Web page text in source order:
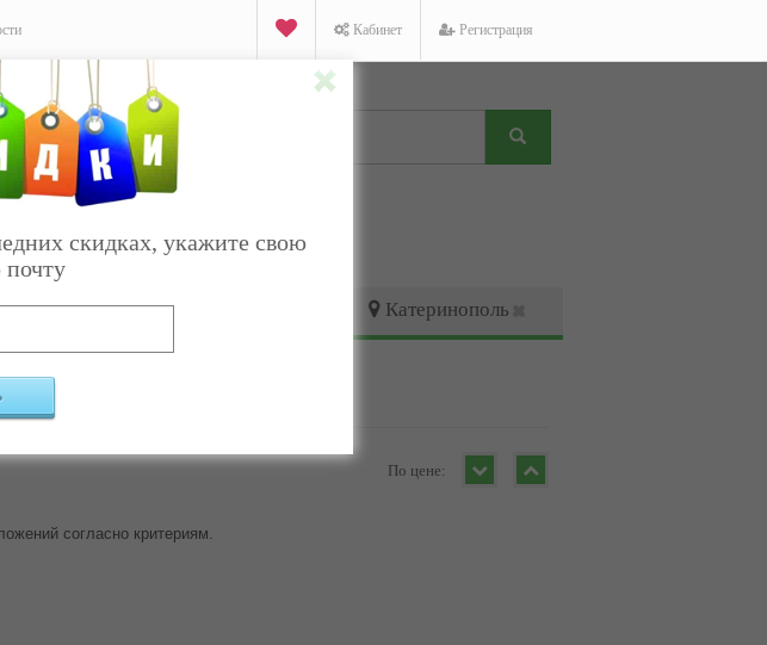
Кабинет Регистрация
Катеринополь
По цене:
согласно критериям.
скидках, укажите свою